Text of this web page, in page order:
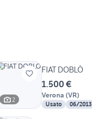
2
FIAT DOBLÒ
1.500 €
Verona (VR)
Usato 06/2013